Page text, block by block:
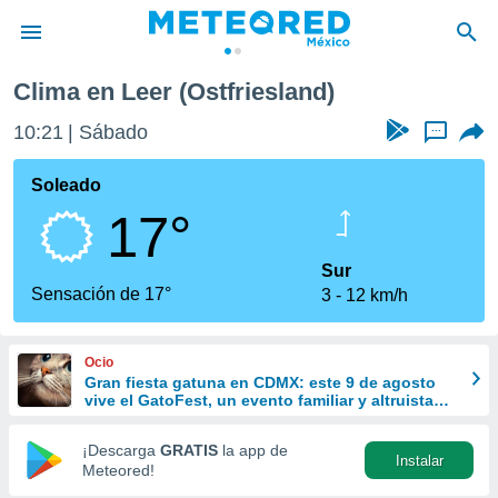
de
ha sido
calidad.
a este
las
y
forma
digital
basada
Clima en Leer (Ostfriesland)
10:21 Sábado ...
Soleado
17°
Sensación de 17°
Sur
3
12 km/h
Ocio
Gran fiesta gatuna en CDMX: este 9 de agosto
vive el GatoFest, un evento familiar y altruista
¡Descarga GRATIS la app de
Meteored!
Instalar